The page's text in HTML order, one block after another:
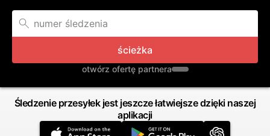
ścieżka
otwórz ofertę partnera
Śledzenie przesyłek jest jeszcze łatwiejsze dzięki naszej
aplikacji